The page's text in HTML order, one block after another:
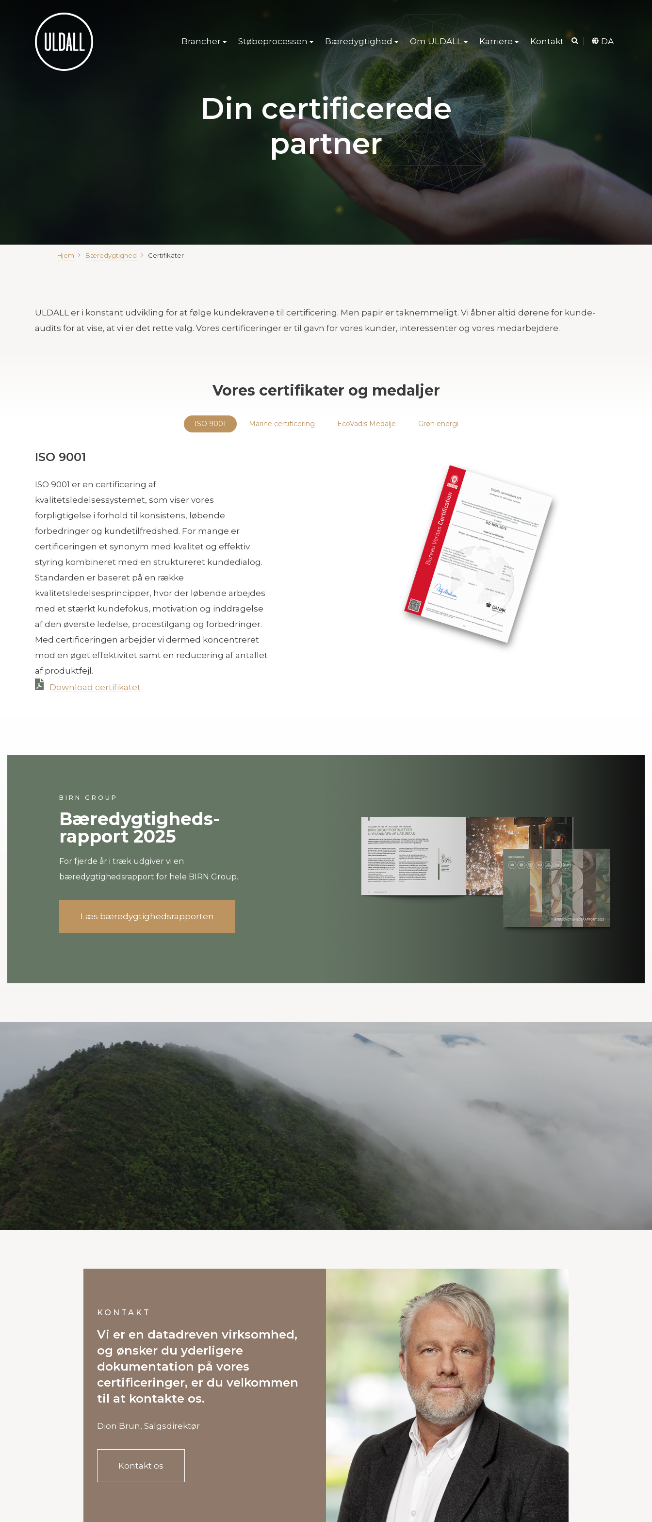
Brancher Støbeprocessen Bæredygtighed Om ULDALL Karriere Kontakt DA
Din certificerede
partner
Hjem Bæredygtighed Certifikater
ULDALL er i konstant udvikling for at følge kundekravene til certificering. Men papir er taknemmeligt. Vi åbner altid dørene for kunde-
audits for at vise, at vi er det rette valg. Vores certificeringer er til gavn for vores kunder, interessenter og vores medarbejdere.
Vores certifikater og medaljer
ISO 9001 Marine certificering EcoVadis Medalje Grøn energi
ISO 9001
ISO 9001 er en certificering af
kvalitetsledelsessystemet, som viser vores
forpligtigelse i forhold til konsistens, løbende
forbedringer og kundetilfredshed. For mange er
certificeringen et synonym med kvalitet og effektiv
styring kombineret med en struktureret kundedialog.
Standarden er baseret på en række
kvalitetsledelsesprincipper, hvor der løbende arbejdes
med et stærkt kundefokus, motivation og inddragelse
af den øverste ledelse, procestilgang og forbedringer.
Med certificeringen arbejder vi dermed koncentreret
mod en øget effektivitet samt en reducering af antallet
af produktfejl.
Download certifikatet
BIRN GROUP
Bæredygtigheds-
rapport 2025
For fjerde år i træk udgiver vi en
bæredygtighedsrapport for hele BIRN Group.
Læs bæredygtighedsrapporten
KONTAKT
Vi er en datadreven virksomhed,
og ønsker du yderligere
dokumentation på vores
certificeringer, er du velkommen
til at kontakte os.
Dion Brun, Salgsdirektør
Kontakt os